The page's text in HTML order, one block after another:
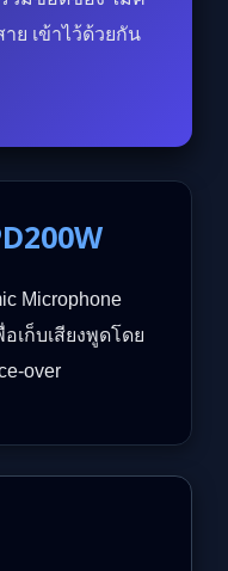
ย เข้าไว้ด้วยกัน
Microphone
เก็บเสียงพูดโดย
over